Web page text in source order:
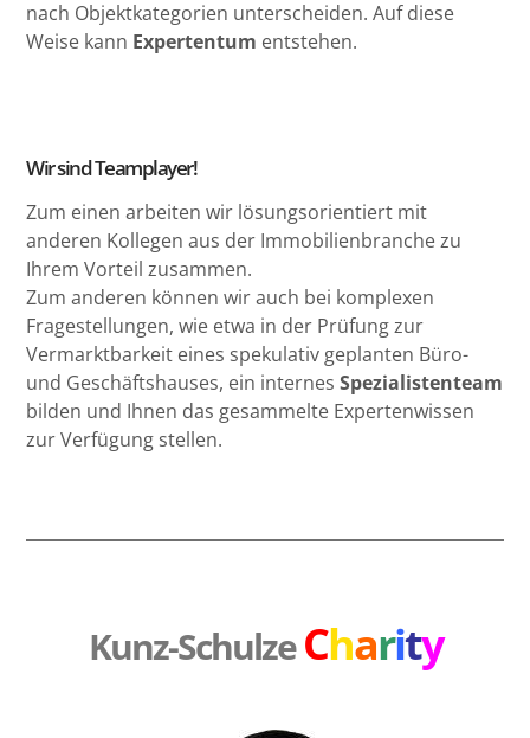
nach Objektkategorien unterscheiden. Auf diese
Weise kann Expertentum entstehen.
Wir sind Teamplayer!
Zum einen arbeiten wir lösungsorientiert mit
anderen Kollegen aus der Immobilienbranche zu
Ihrem Vorteil zusammen.
Zum anderen können wir auch bei komplexen
Fragestellungen, wie etwa in der Prüfung zur
Vermarktbarkeit eines spekulativ geplanten Büro-
und Geschäftshauses, ein internesSpezialistenteam
bilden und Ihnen das gesammelte Expertenwissen
zur Verfügung stellen.
Kunz-SchulzeCharity